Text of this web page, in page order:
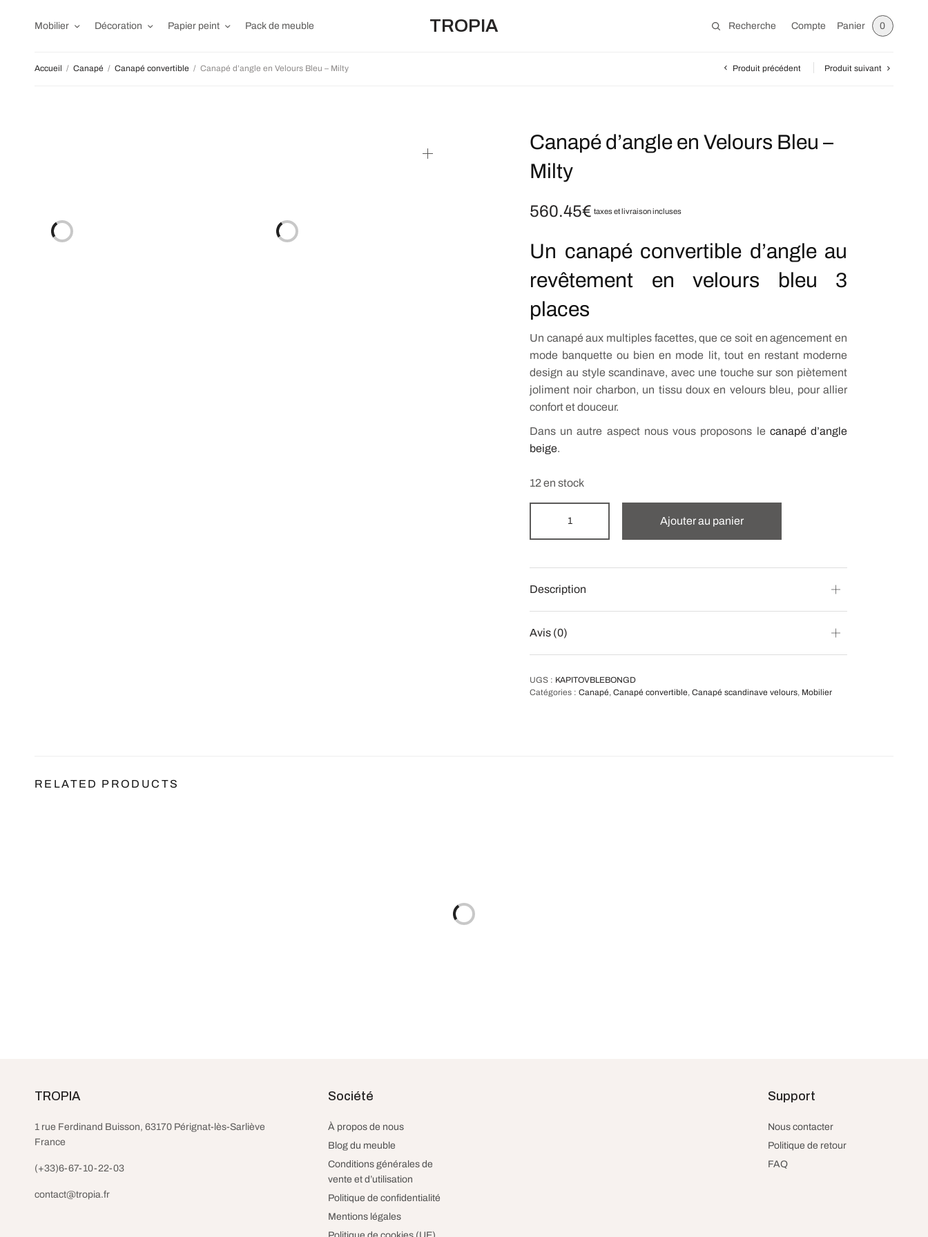
Mobilier Décoration Papier peint Pack de meuble TROPIA Recherche Compte Panier 0
Accueil / Canapé / Canapé convertible / Canapé d’angle en Velours Bleu – Milty Produit précédent Produit suivant
Canapé d’angle en Velours Bleu –
Milty
560.45€ taxes et livraison incluses
Un canapé convertible d’angle au
revêtement en velours bleu 3
places
Un canapé aux multiples facettes, que ce soit en agencement en
mode banquette ou bien en mode lit, tout en restant moderne
design au style scandinave, avec une touche sur son piètement
joliment noir charbon, un tissu doux en velours bleu, pour allier
confort et douceur.
Dans un autre aspect nous vous proposons le canapé d’angle
beige.
12 en stock
Ajouter au panier
Description
Avis (0)
UGS : KAPITOVBLEBONGD
Catégories : Canapé, Canapé convertible, Canapé scandinave velours, Mobilier
RELATED PRODUCTS
1,039.99€ taxes et livraison incluses taxes et livraison incluses taxes et livraison incluses
TROPIA
1 rue Ferdinand Buisson, 63170 Pérignat-lès-Sarliève
France
(+33)6-67-10-22-03
contact@tropia.fr
Société
À propos de nous
Blog du meuble
Conditions générales de
vente et d’utilisation
Politique de confidentialité
Mentions légales
Support
Nous contacter
Politique de retour
FAQ